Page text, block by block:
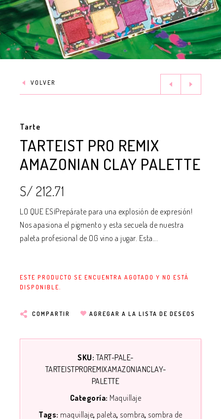
VOLVER
Tarte
TARTEIST PRO REMIX
AMAZONIAN CLAY PALETTE
S/ 212.71
LO QUE ES¡Prepárate para una explosión de expresión!
Nos apasiona el pigmento y esta secuela de nuestra
paleta profesional de OG vino a jugar. Esta...
ESTE PRODUCTO SE ENCUENTRA AGOTADO Y NO ESTÁ
DISPONIBLE.
COMPARTIR AGREGAR A LA LISTA DE DESEOS
SKU:TART-PALE-
TARTEISTPROREMIXAMAZONIANCLAY-
PALETTE
Categoría: Maquillaje
Tags: maquillaje paleta sombra sombra de